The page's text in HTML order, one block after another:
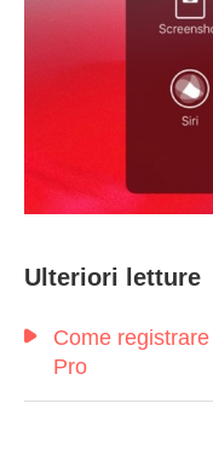
Passo 2.
Ulteriori letture
Come
Pro